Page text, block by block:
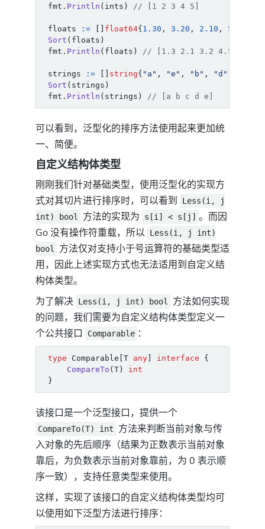
fmt . Println ( ints ) // [1 2 3 4 5]
floats := float64{ 1.30 , 3.20 , 2.10 , 5.40
Sort ( floats )
fmt . Println ( floats ) // [1.3 2.1 3.2 4.5 5.4]
strings := string{ "a" , "e" , "b" , "d"
Sort ( strings )
fmt . Println ( strings ) // [a b c d e]
可以看到，泛型化的排序方法使用起来更加统
一、简便。
自定义结构体类型
刚刚我们针对基础类型，使用泛型化的实现方
式对其切片进行排序时，可以看到
Less(i, j
int) bool
方法的实现为 s[i] < s[j] 。而因
Go 没有操作符重载，所以
Less(i, j int)
bool
方法仅对支持小于号运算符的基础类型适
用，因此上述实现方式也无法适用到自定义结
构体类型。
为了解决 Less(i, j int) bool
方法如何实现
的问题，我们需要为自定义结构体类型定义一
个公共接口
Comparable ：
type Comparable T any interface
{
CompareTo ( T )
int
}
该接口是一个泛型接口，提供一个
CompareTo(T) int
方法来判断当前对象与传
入对象的先后顺序（结果为正数表示当前对象
靠后，为负数表示当前对象靠前，为 0 表示顺
序一致），支持任意类型来使用。
这样，实现了该接口的自定义结构体类型均可
以使用如下泛型方法进行排序：